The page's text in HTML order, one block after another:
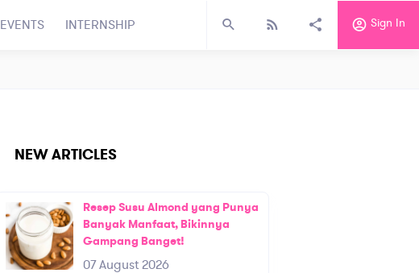
EVENTS INTERNSHIP Sign In
NEW ARTICLES
Resep Susu Almond yang Punya
Banyak Manfaat, Bikinnya
Gampang Banget!
07 August 2026